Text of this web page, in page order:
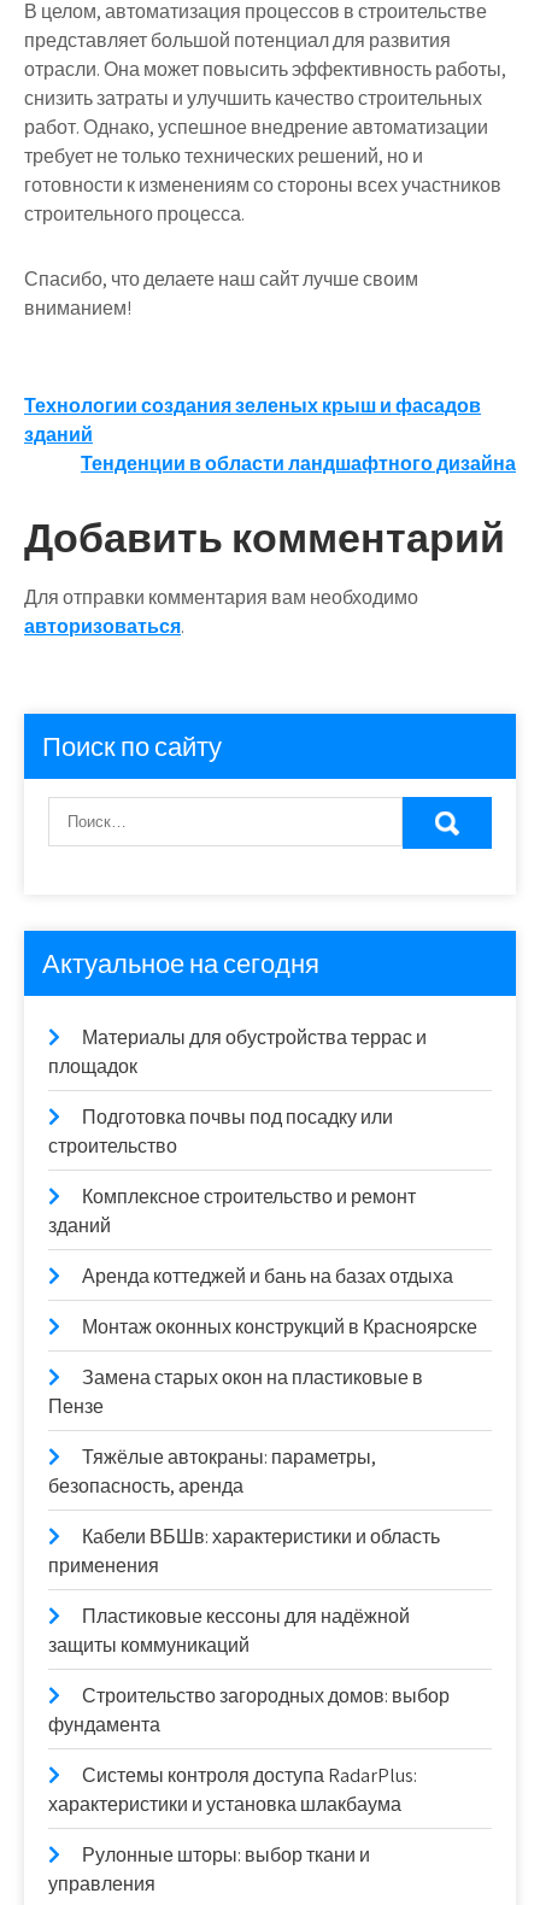
В целом, автоматизация процессов в строительстве
представляет большой потенциал для развития
отрасли. Она может повысить эффективность работы,
снизить затраты и улучшить качество строительных
работ. Однако, успешное внедрение автоматизации
требует не только технических решений, но и
готовности к изменениям со стороны всех участников
строительного процесса.
Спасибо, что делаете наш сайт лучше своим
вниманием!
Навигация
по
Технологии создания зеленых крыш и фасадов
зданий
Тенденции в области ландшафтного дизайна
Добавить комментарий
Для отправки комментария вам необходимо
авторизоваться.
Поиск по сайту
Актуальное на сегодня
Материалы для обустройства террас и
площадок
Подготовка почвы под посадку или
строительство
Комплексное строительство и ремонт
зданий
Аренда коттеджей и бань на базах отдыха
Монтаж оконных конструкций в Красноярске
Замена старых окон на пластиковые в
Пензе
Тяжёлые автокраны: параметры,
безопасность, аренда
Кабели ВБШв: характеристики и область
применения
Пластиковые кессоны для надёжной
защиты коммуникаций
Строительство загородных домов: выбор
фундамента
Системы контроля доступа RadarPlus:
характеристики и установка шлакбаума
Рулонные шторы: выбор ткани и
управления